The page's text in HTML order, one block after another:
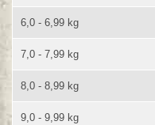
6,0 - 6,99 kg
7,0 - 7,99 kg
8,0 - 8,99 kg
9,0 - 9,99 kg